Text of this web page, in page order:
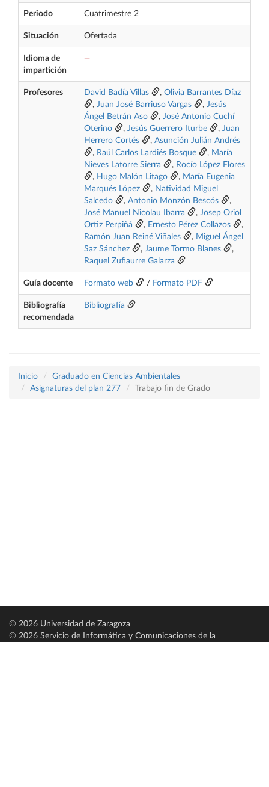
Periodo Cuatrimestre 2
Situación Ofertada
Idioma de
impartición
—
Profesores David Badía Villas , Olivia Barrantes Díaz
, Juan José Barriuso Vargas , Jesús
Ángel Betrán Aso
, José Antonio Cuchí
Oterino
, Jesús Guerrero Iturbe , Juan
Herrero Cortés
, Asunción Julián Andrés
, Raúl Carlos Lardiés Bosque , María
Nieves Latorre Sierra
, Rocío López Flores
, Hugo Malón Litago , María Eugenia
Marqués López
, Natividad Miguel
Salcedo
, Antonio Monzón Bescós
,
José Manuel Nicolau Ibarra
, Josep Oriol
Ortiz Perpiñá
, Ernesto Pérez Collazos
,
Ramón Juan Reiné Viñales
, Miguel Ángel
Saz Sánchez
, Jaume Tormo Blanes
,
Raquel Zufiaurre Galarza
Guía docente Formato web / Formato PDF
Bibliografía
recomendada
Bibliografía
Inicio
Graduado en Ciencias Ambientales
Asignaturas del plan 277
Trabajo fin de Grado
© 2026 Universidad de Zaragoza
© 2026 Servicio de Informática y Comunicaciones de la